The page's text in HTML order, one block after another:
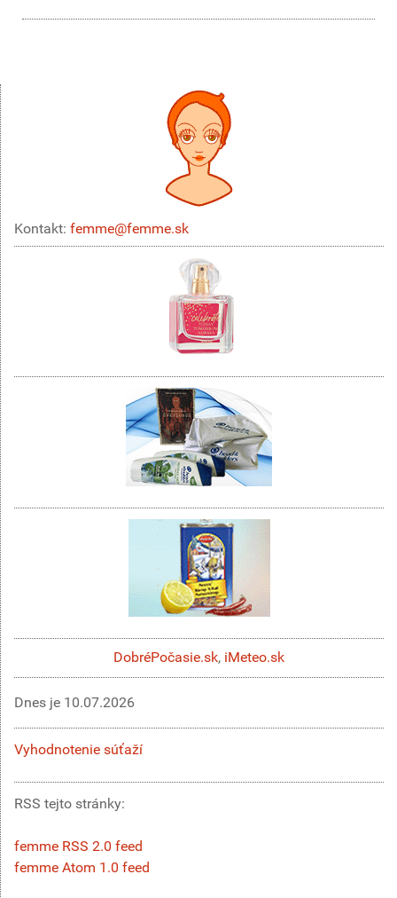
Kontakt: femme@femme.sk
DobréPočasie.sk, iMeteo.sk
Dnes je 10.07.2026
Vyhodnotenie súťaží
RSS tejto stránky:
femme RSS 2.0 feed
femme Atom 1.0 feed